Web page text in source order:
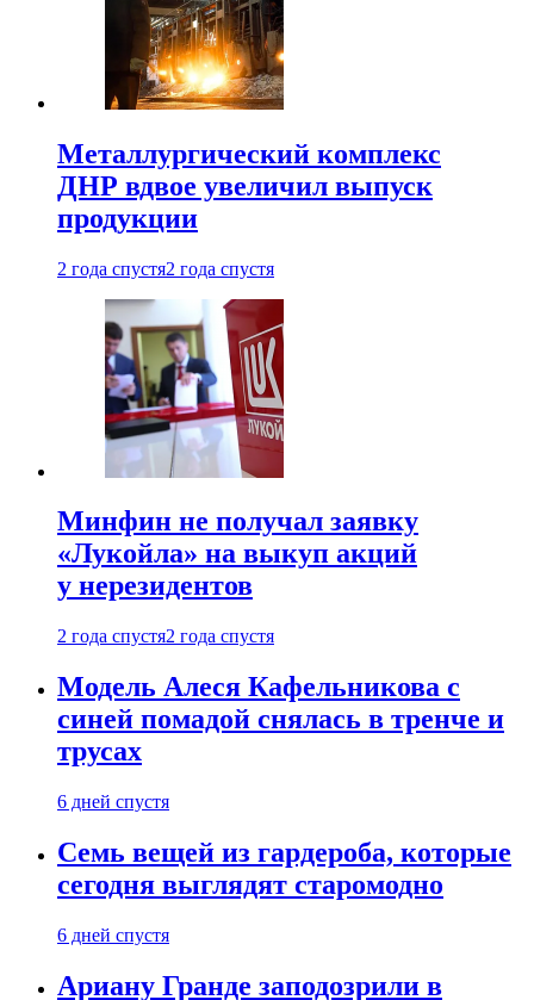
Металлургический комплекс
ДНР вдвое увеличил выпуск
продукции
2 года спустя2 года спустя
Минфин не получал заявку
«Лукойла» на выкуп акций
у нерезидентов
2 года спустя2 года спустя
Модель Алеся Кафельникова с
синей помадой снялась в тренче и
трусах
6 дней спустя
Семь вещей из гардероба, которые
сегодня выглядят старомодно
6 дней спустя
Ариану Гранде заподозрили в